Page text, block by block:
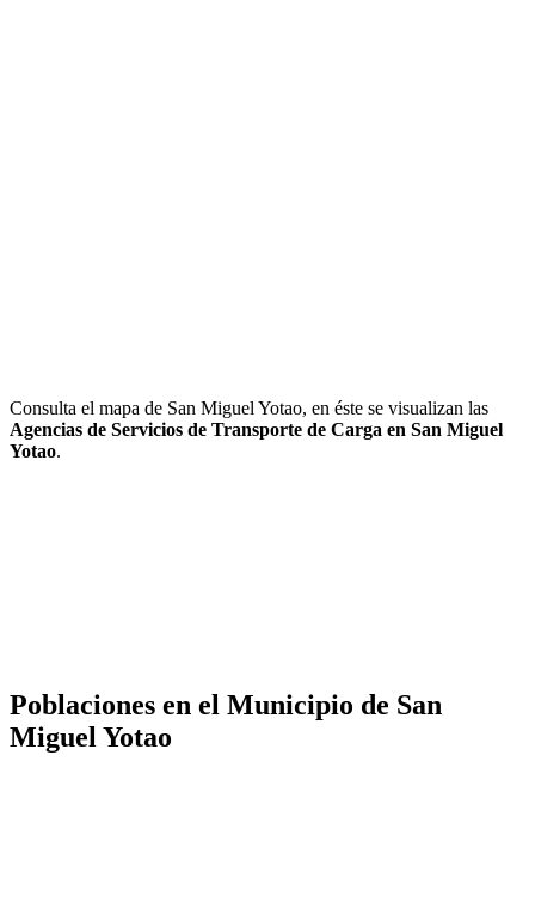
Consulta el mapa de San Miguel Yotao, en éste se visualizan las
Agencias de Servicios de Transporte de Carga en San Miguel
Yotao.
Poblaciones en el Municipio de San
Miguel Yotao